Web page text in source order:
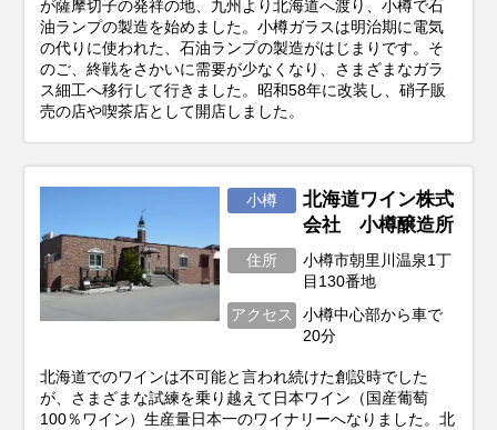
が薩摩切子の発祥の地、九州より北海道へ渡り、小樽で石
油ランプの製造を始めました。小樽ガラスは明治期に電気
の代りに使われた、石油ランプの製造がはじまりです。そ
のご、終戦をさかいに需要が少なくなり、さまざまなガラ
ス細工へ移行して行きました。昭和58年に改装し、硝子販
売の店や喫茶店として開店しました。
小樽
北海道ワイン株式
会社 小樽醸造所
住所
小樽市朝里川温泉1丁
目130番地
アクセス
小樽中心部から車で
20分
北海道でのワインは不可能と言われ続けた創設時でした
が、さまざまな試練を乗り越えて日本ワイン（国産葡萄
100％ワイン）生産量日本一のワイナリーへなりました。北